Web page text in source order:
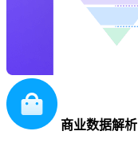
商业数据解析